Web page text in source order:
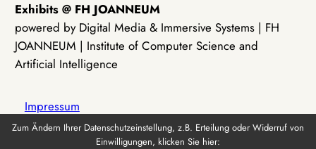
Exhibits @ FH JOANNEUM
powered by Digital Media & Immersive Systems | FH
JOANNEUM | Institute of Computer Science and
Artificial Intelligence
Impressum
Zum Ändern Ihrer Datenschutzeinstellung, z.B. Erteilung oder Widerruf von
Einwilligungen, klicken Sie hier: